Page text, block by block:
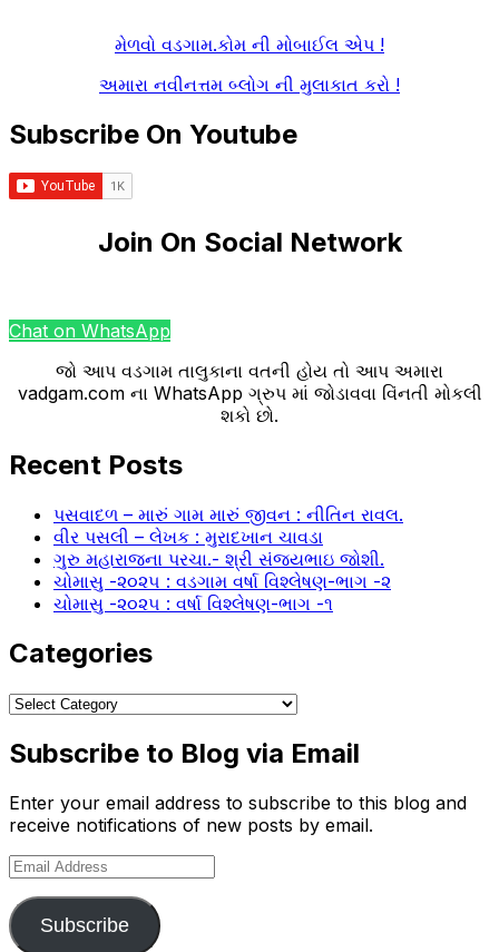
મેળવો વડગામ.કોમ ની મોબાઈલ એપ !
અમારા નવીનત્તમ બ્લોગ ની મુલાકાત કરો !
Subscribe On Youtube
Join On Social Network
Chat on WhatsApp
જો આપ વડગામ તાલુકાના વતની હોય તો આપ અમારા
vadgam.com ના WhatsApp ગ્રુપ માં જોડાવવા વિંનતી મોકલી
શકો છો.
Recent Posts
પસવાદળ – મારું ગામ મારું જીવન : નીતિન રાવલ.
વીર પસલી – લેખક : મુરાદખાન ચાવડા
ગુરુ મહારાજના પરચા.- શ્રી સંજયભાઇ જોશી.
ચોમાસુ -૨૦૨૫ : વડગામ વર્ષા વિશ્લેષણ-ભાગ -૨
ચોમાસુ -૨૦૨૫ : વર્ષા વિશ્લેષણ-ભાગ -૧
Categories
Categories
Subscribe to Blog via Email
Enter your email address to subscribe to this blog and
receive notifications of new posts by email.
Email
Address
Subscribe